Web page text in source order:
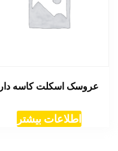
عروسک اسکلت کاسه دار
اطلاعات بیشتر